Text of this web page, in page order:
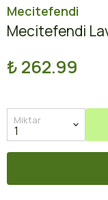
Mecitefendi
Mecitefendi
₺ 262.99
Miktar